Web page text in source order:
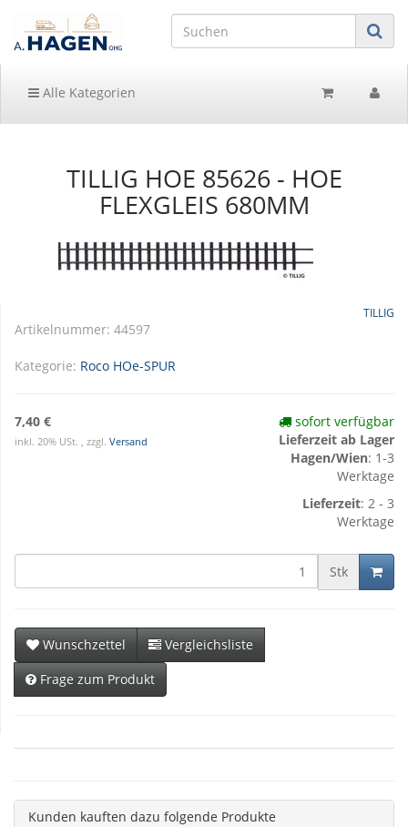
Alle Kategorien
TILLIG HOE 85626 - HOE
FLEXGLEIS 680MM
TILLIG
Artikelnummer: 44597
Kategorie: Roco HOe-SPUR
7,40 €
inkl. 20% USt. , zzgl. Versand
sofort verfügbar
Lieferzeit ab Lager
Hagen/Wien: 1-3
Werktage
Lieferzeit: 2 - 3
Werktage
Stk
Wunschzettel
Vergleichsliste
Frage zum Produkt
Kunden kauften dazu folgende Produkte